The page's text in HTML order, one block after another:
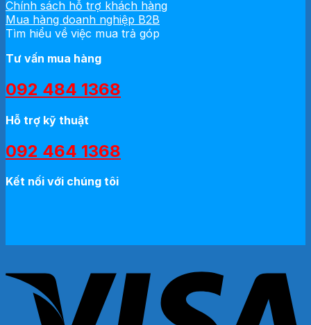
Chính sách hỗ trợ khách hàng
Mua hàng doanh nghiệp B2B
Tìm hiểu về việc mua trả góp
Tư vấn mua hàng
092 484 1368
Hỗ trợ kỹ thuật
092 464 1368
Kết nối với chúng tôi